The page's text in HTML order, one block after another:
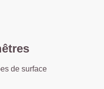
de surface